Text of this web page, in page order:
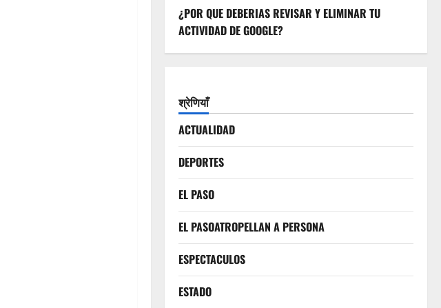
¿POR QUE DEBERIAS REVISAR Y ELIMINAR TU
ACTIVIDAD DE GOOGLE?
श्रेणियाँ
ACTUALIDAD
DEPORTES
EL PASO
EL PASOATROPELLAN A PERSONA
ESPECTACULOS
ESTADO